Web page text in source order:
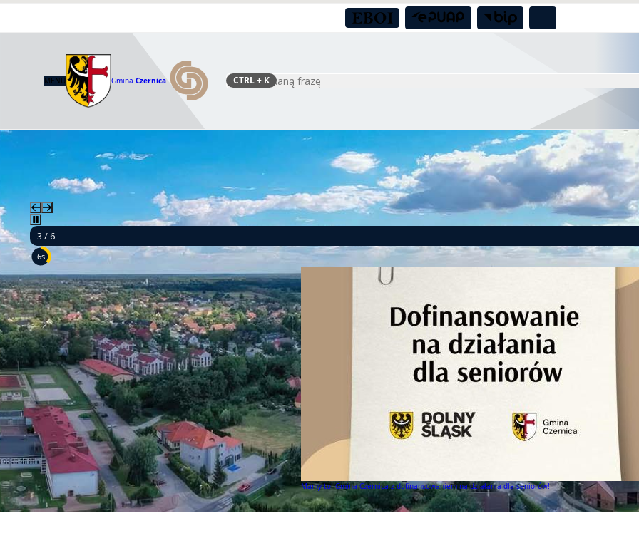
MENU Gmina Czernica Szukaj
CTRL+ K
3 / 6
5s
Mamy to! Gmina Czernica z dofinansowaniem na działania dla seniorów!
Mamy to! Gmina Czernica z dofinansowaniem na działania dla seniorów!